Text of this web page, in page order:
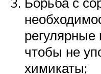
регулярные
чтобы не
химикаты;